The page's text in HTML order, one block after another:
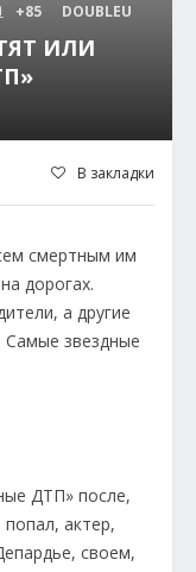
+85 DOUBLEU
ИЛИ
В закладки
смертным им
дорогах.
а другие
Самые звездные